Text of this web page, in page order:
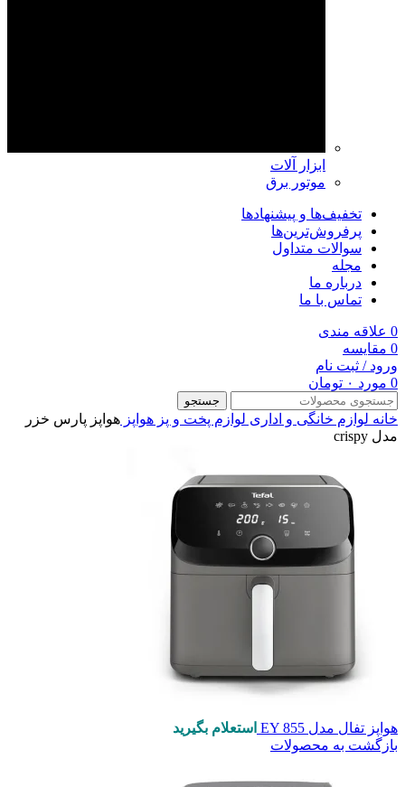
ابزار آلات
موتور برق
تخفیف‌ها و پیشنهادها
پرفروش‌ترین‌ها
سوالات متداول
مجله
درباره ما
تماس با ما
0 علاقه مندی
0 مقايسه
ورود / ثبت نام
0 مورد ۰ تومان
جستجو
خانه لوازم خانگی و اداری لوازم پخت و پز هواپز هواپز پارس خزر
مدل crispy
هواپز تفال مدل EY 855
استعلام بگیرید
بازگشت به محصولات